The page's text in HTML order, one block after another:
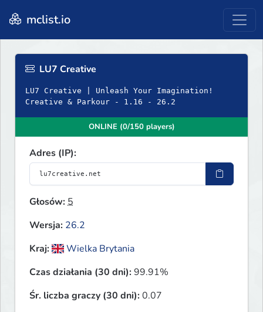
mclist.io
LU7 Creative
LU7 Creative | Unleash Your Imagination!
Creative & Parkour - 1.16 - 26.2
ONLINE (0/150 players)
Adres (IP):
Głosów:5
Wersja: 26.2
Kraj:
Wielka Brytania
Czas działania (30 dni):99.91%
Śr. liczba graczy (30 dni):0.07